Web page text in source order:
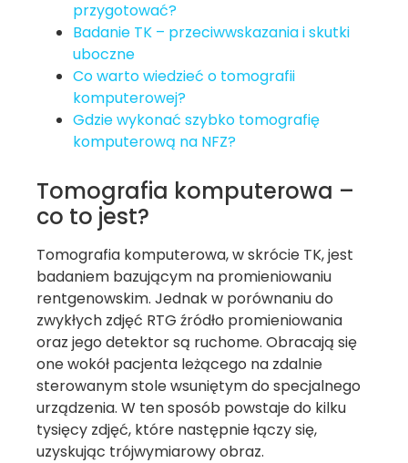
przygotować?
Badanie TK – przeciwwskazania i skutki
uboczne
Co warto wiedzieć o tomografii
komputerowej?
Gdzie wykonać szybko tomografię
komputerową na NFZ?
Tomografia komputerowa –
co to jest?
Tomografia komputerowa, w skrócie TK, jest
badaniem bazującym na promieniowaniu
rentgenowskim. Jednak w porównaniu do
zwykłych zdjęć RTG źródło promieniowania
oraz jego detektor są ruchome. Obracają się
one wokół pacjenta leżącego na zdalnie
sterowanym stole wsuniętym do specjalnego
urządzenia. W ten sposób powstaje do kilku
tysięcy zdjęć, które następnie łączy się,
uzyskując trójwymiarowy obraz.